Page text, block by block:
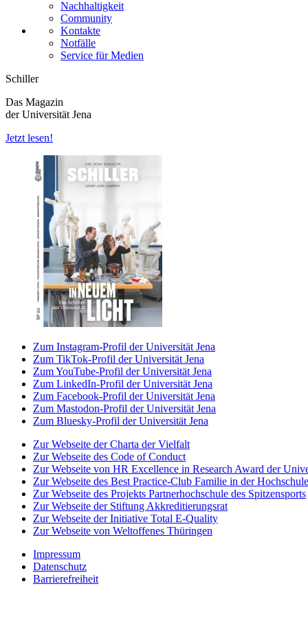
Nachhaltigkeit
Community
Kontakte
Notfälle
Service für Medien
Schiller
Das Magazin
der Universität Jena
Jetzt lesen!
Zum Instagram-Profil der Universität Jena
Zum TikTok-Profil der Universität Jena
Zum YouTube-Profil der Universität Jena
Zum LinkedIn-Profil der Universität Jena
Zum Facebook-Profil der Universität Jena
Zum Mastodon-Profil der Universität Jena
Zum Bluesky-Profil der Universität Jena
Zur Webseite der Charta der Vielfalt
Zur Webseite des Code of Conduct
Zur Webseite von HR Excellence in Research Award der
Zur Webseite des Best Practice-Club Familie in der Hochschule
Zur Webseite des Projekts Partnerhochschule des Spitzensports
Zur Webseite der Stiftung Akkreditierungsrat
Zur Webseite der Initiative Total E-Quality
Zur Webseite von Weltoffenes Thüringen
Impressum
Datenschutz
Barrierefreiheit